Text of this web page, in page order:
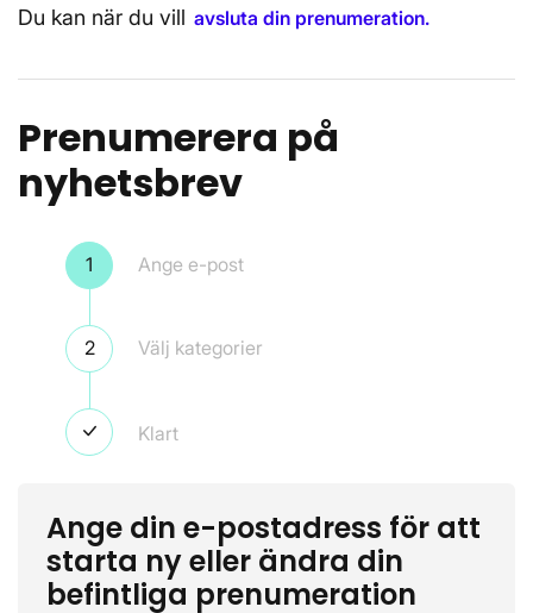
Du kan när du vill avsluta din prenumeration.
Prenumerera på
nyhetsbrev
Steg 1
Ange e-post
Steg 2
Välj kategorier
Steg 3
Klart
Ange din e-postadress för att
starta ny eller ändra din
befintliga prenumeration